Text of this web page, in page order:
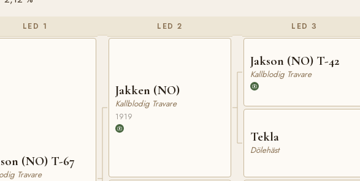
LED 1
(NO) T-67
Travare
LED 2
Jakken (NO)
Kallblodig Travare
1919
LED 3
Jakson (NO) T-42
Kallblodig Travare
Tekla
Dölehäst